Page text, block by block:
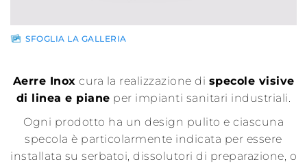
SFOGLIA LA GALLERIA
Aerre Inox cura la realizzazione di specole visive
di linea e piane per impianti sanitari industriali.
Ogni prodotto ha un design pulito e ciascuna
specola è particolarmente indicata per essere
installata su serbatoi, dissolutori di preparazione, o